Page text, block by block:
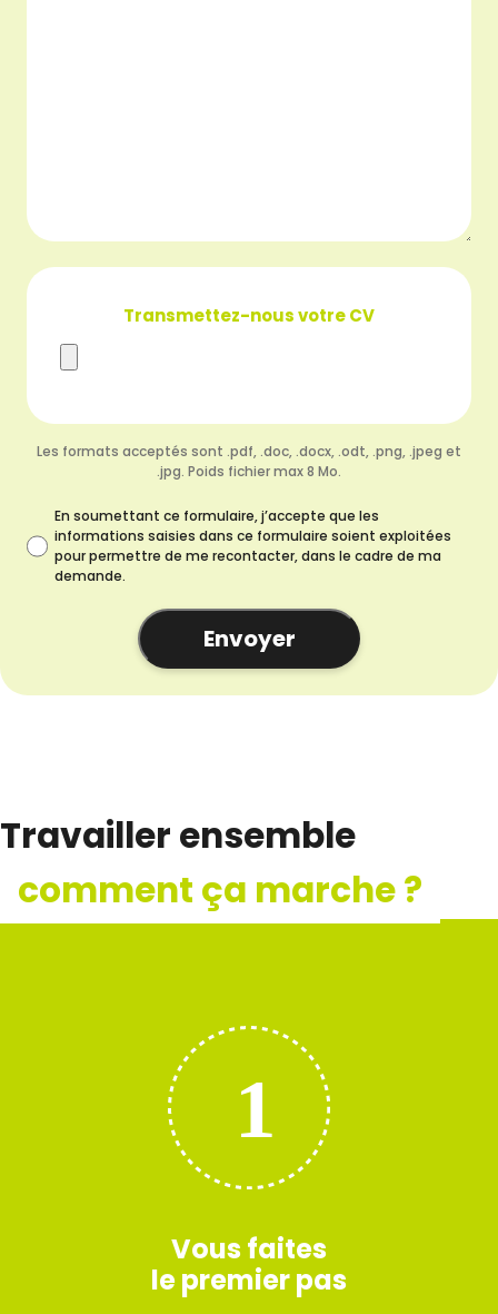
Transmettez-nous votre CV
Les formats acceptés sont .pdf, .doc, .docx, .odt, .png, .jpeg et
.jpg. Poids fichier max 8 Mo.
En soumettant ce formulaire, j’accepte que les
informations saisies dans ce formulaire soient exploitées
pour permettre de me recontacter, dans le cadre de ma
demande.
Travailler ensemble
comment ça marche ?
Vous faites
le premier pas